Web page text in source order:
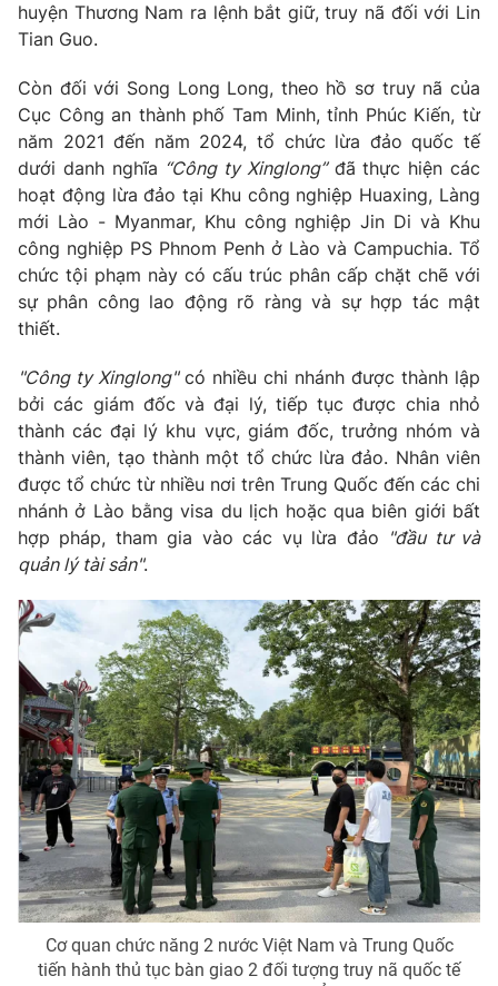
THỜI BÁO VTV
Theo dõi báo trên
Cơ quan chủ quản: Đài Truyền hình Việt Nam
Cơ quan báo chí: Thời báo VTV
Giấy phép hoạt động báo in và báo điện tử số 483/GP-BTTTT
Tổng Biên tập:Vũ Thanh Thủy
Phó Tổng Biên tập:Nguyễn Thị Mỹ Hạnh, Phạm Quốc Thắng,
Nguyễn Trọng Ninh
Tổng đài VTV:024.38 355 931 - 024.38 355 932
Ðiện thoại Thời báo VTV:
024.66 897 897
Email:toasoan@vtv.vn
Liên hệ quảng cáo:
® Cấm sao chép dưới mọi hình thức nếu không có sự chấp
thuận bằng văn bản. Ghi rõ nguồn VTV.vn khi phát hành lại
thông tin từ website này.
huyện Thương Nam ra lệnh bắt giữ, truy nã đối với Lin
Tian Guo.
Còn đối với Song Long Long, theo hồ sơ truy nã của
Cục Công an thành phố Tam Minh, tỉnh Phúc Kiến, từ
năm 2021 đến năm 2024, tổ chức lừa đảo quốc tế
dưới danh nghĩa “Công ty Xinglong”đã thực hiện các
hoạt động lừa đảo tại Khu công nghiệp Huaxing, Làng
mới Lào - Myanmar, Khu công nghiệp Jin Di và Khu
công nghiệp PS Phnom Penh ở Lào và Campuchia. Tổ
chức tội phạm này có cấu trúc phân cấp chặt chẽ với
sự phân công lao động rõ ràng và sự hợp tác mật
thiết.
"Công ty Xinglong"có nhiều chi nhánh được thành lập
bởi các giám đốc và đại lý, tiếp tục được chia nhỏ
thành các đại lý khu vực, giám đốc, trưởng nhóm và
thành viên, tạo thành một tổ chức lừa đảo. Nhân viên
được tổ chức từ nhiều nơi trên Trung Quốc đến các chi
nhánh ở Lào bằng visa du lịch hoặc qua biên giới bất
hợp pháp, tham gia vào các vụ lừa đảo "đầu tư và
quản lý tài sản".
Cơ quan chức năng 2 nước Việt Nam và Trung Quốc
tiến hành thủ tục bàn giao 2 đối tượng truy nã quốc tế